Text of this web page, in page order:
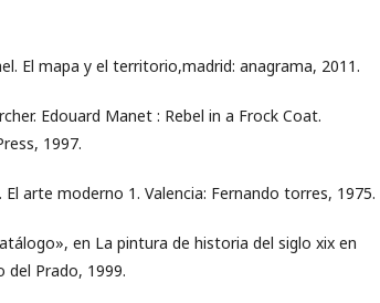
El mapa y el territorio,madrid: anagrama, 2011.
Edouard Manet : Rebel in a Frock Coat.
1997.
El arte moderno 1. Valencia: Fernando torres, 1975.
en La pintura de historia del siglo xix en
del Prado, 1999.